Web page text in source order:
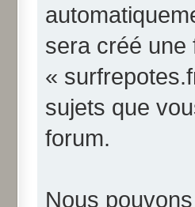
sera créé une
«
sujets que
forum.
Nous